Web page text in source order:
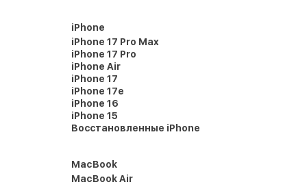
iPhone
iPhone 17 Pro Max
iPhone 17 Pro
iPhone Air
iPhone 17
iPhone 17e
iPhone 16
iPhone 15
Восстановленные iPhone
MacBook
MacBook Air